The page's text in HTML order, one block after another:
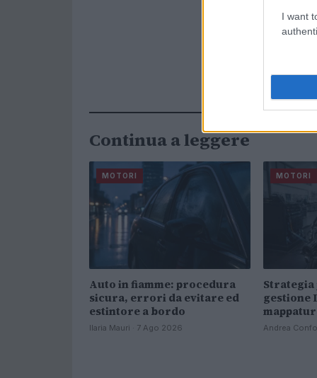
I want
Continua a leggere
MOTORI
Auto in fiamme: procedura
sicura, errori da evitare ed
estintore a bordo
Ilaria Mauri · 7 Ago 2026
MOTORI
Strategia
gestione
Andrea